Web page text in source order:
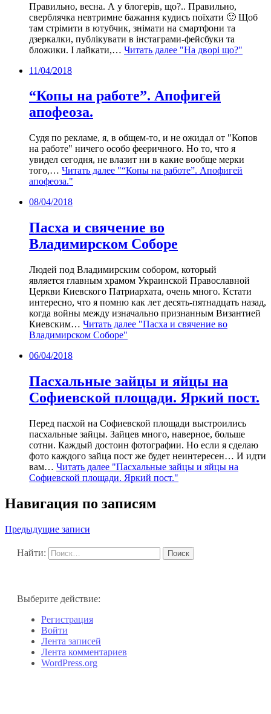
Правильно, весна. А у блогерів, що?.. Правильно,
сверблячка невтримне бажання кудись поїхати 🙂 Щоб
там стрімити в ютубчик, знімати на смартфони та
дзеркалки, публікувати в інстаграми-фейсбуки та
бложики. І лайкати,… Читать далее "На дворі що?"
11/04/2018
“Копы на работе”. Апофигей
апофеоза.
Судя по рекламе, я, в общем-то, и не ожидал от "Копов
на работе" ничего особо фееричного. Но то, что я
увидел сегодня, не влазит ни в какие вообще мерки
того,… Читать далее "“Копы на работе”. Апофигей
апофеоза."
08/04/2018
Пасха и свячение во
Владимирском Соборе
Людей под Владимирским собором, который
является главным храмом Украинской Православной
Церкви Киевского Патриархата, очень много. Кстати
интересно, что я помню как лет десять-пятнадцать назад,
когда войны между изначально признанным Византией
Киевским… Читать далее "Пасха и свячение во
Владимирском Соборе"
06/04/2018
Пасхальные зайцы и яйцы на
Софиевской площади. Яркий пост.
Перед пасхой на Софиевской площади выстроились
пасхальные зайцы. Зайцев много, наверное, больше
сотни. Каждый достоин фотографии. Но если я сделаю
фото каждого зайца пост же будет неинтересен… И идти
вам… Читать далее "Пасхальные зайцы и яйцы на
Софиевской площади. Яркий пост."
Навигация по записям
Предыдущие записи
Найти:
Выберите действие:
Регистрация
Войти
Лента записей
Лента комментариев
WordPress.org